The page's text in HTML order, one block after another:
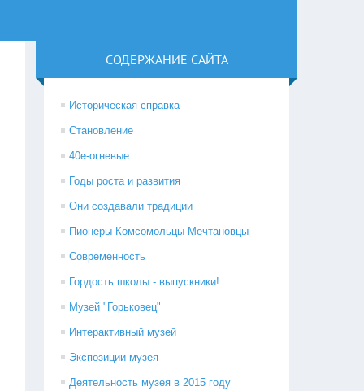
СОДЕРЖАНИЕ САЙТА
Историческая справка
Становление
40е-огневые
Годы роста и развития
Они создавали традиции
Пионеры-Комсомольцы-Мечтановцы
Современность
Гордость школы - выпускники!
Музей "Горьковец"
Интерактивный музей
Экспозиции музея
Деятельность музея в 2015 году